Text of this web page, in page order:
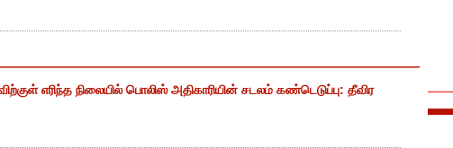
எரிந்த நிலையில் பொலிஸ் அதிகாரியின் சடலம் கண்டெடுப்பு: தீவிர